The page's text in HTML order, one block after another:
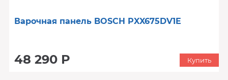
Варочная панель BOSCH PXX675DV1E
48 290 Р Купить